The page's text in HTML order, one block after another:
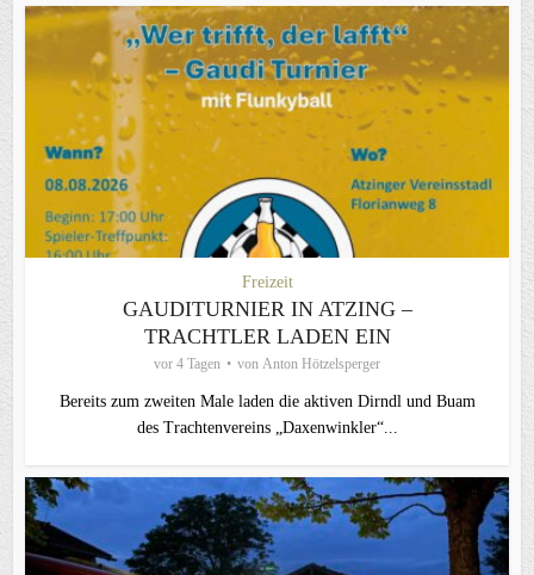
Freizeit
GAUDITURNIER IN ATZING –
TRACHTLER LADEN EIN
vor 4 Tagen von Anton Hötzelsperger
Bereits zum zweiten Male laden die aktiven Dirndl und Buam
des Trachtenvereins „Daxenwinkler“...